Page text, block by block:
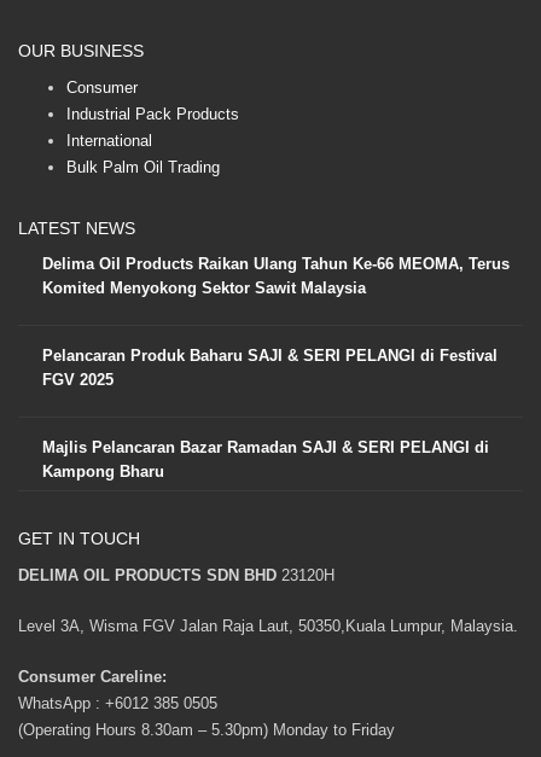
OUR BUSINESS
Consumer
Industrial Pack Products
International
Bulk Palm Oil Trading
LATEST NEWS
Delima Oil Products Raikan Ulang Tahun Ke-66 MEOMA, Terus
Komited Menyokong Sektor Sawit Malaysia
Pelancaran Produk Baharu SAJI & SERI PELANGI di Festival
FGV 2025
Majlis Pelancaran Bazar Ramadan SAJI & SERI PELANGI di
Kampong Bharu
GET IN TOUCH
DELIMA OIL PRODUCTS SDN BHD 23120H
Level 3A, Wisma FGV Jalan Raja Laut, 50350,Kuala Lumpur, Malaysia.
Consumer Careline:
WhatsApp : +6012 385 0505
(Operating Hours 8.30am – 5.30pm) Monday to Friday